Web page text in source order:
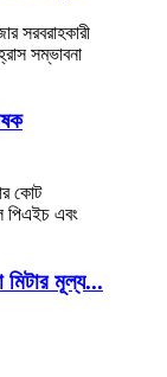
মিটার মূল্য...